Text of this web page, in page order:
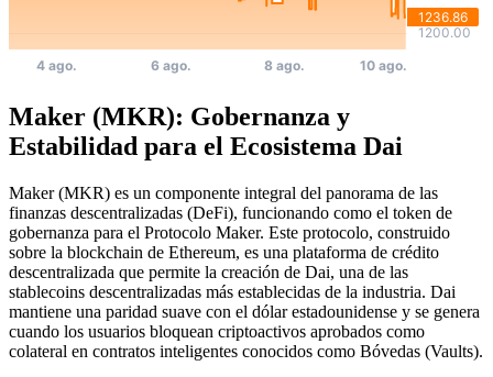
Maker (MKR): Gobernanza y
Estabilidad para el Ecosistema Dai
Maker (MKR) es un componente integral del panorama de las
finanzas descentralizadas (DeFi), funcionando como el token de
gobernanza para el Protocolo Maker. Este protocolo, construido
sobre la blockchain de Ethereum, es una plataforma de crédito
descentralizada que permite la creación de Dai, una de las
stablecoins descentralizadas más establecidas de la industria. Dai
mantiene una paridad suave con el dólar estadounidense y se genera
cuando los usuarios bloquean criptoactivos aprobados como
colateral en contratos inteligentes conocidos como Bóvedas (Vaults).